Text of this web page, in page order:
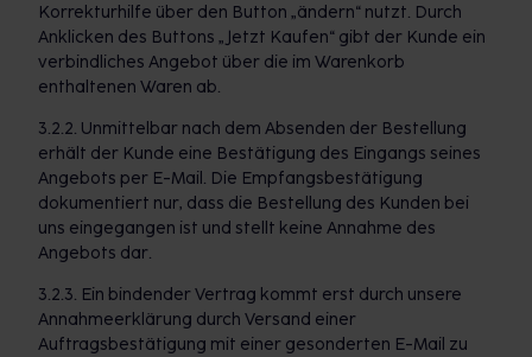
Korrekturhilfe über den Button „ändern“ nutzt. Durch
Anklicken des Buttons „Jetzt Kaufen“ gibt der Kunde ein
verbindliches Angebot über die im Warenkorb
enthaltenen Waren ab.
3.2.2. Unmittelbar nach dem Absenden der Bestellung
erhält der Kunde eine Bestätigung des Eingangs seines
Angebots per E-Mail. Die Empfangsbestätigung
dokumentiert nur, dass die Bestellung des Kunden bei
uns eingegangen ist und stellt keine Annahme des
Angebots dar.
3.2.3. Ein bindender Vertrag kommt erst durch unsere
Annahmeerklärung durch Versand einer
Auftragsbestätigung mit einer gesonderten E-Mail zu